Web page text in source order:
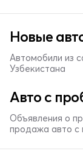
Новые
Автомобили из
Узбекистана
Авто с
Объявления о
продажа авто с